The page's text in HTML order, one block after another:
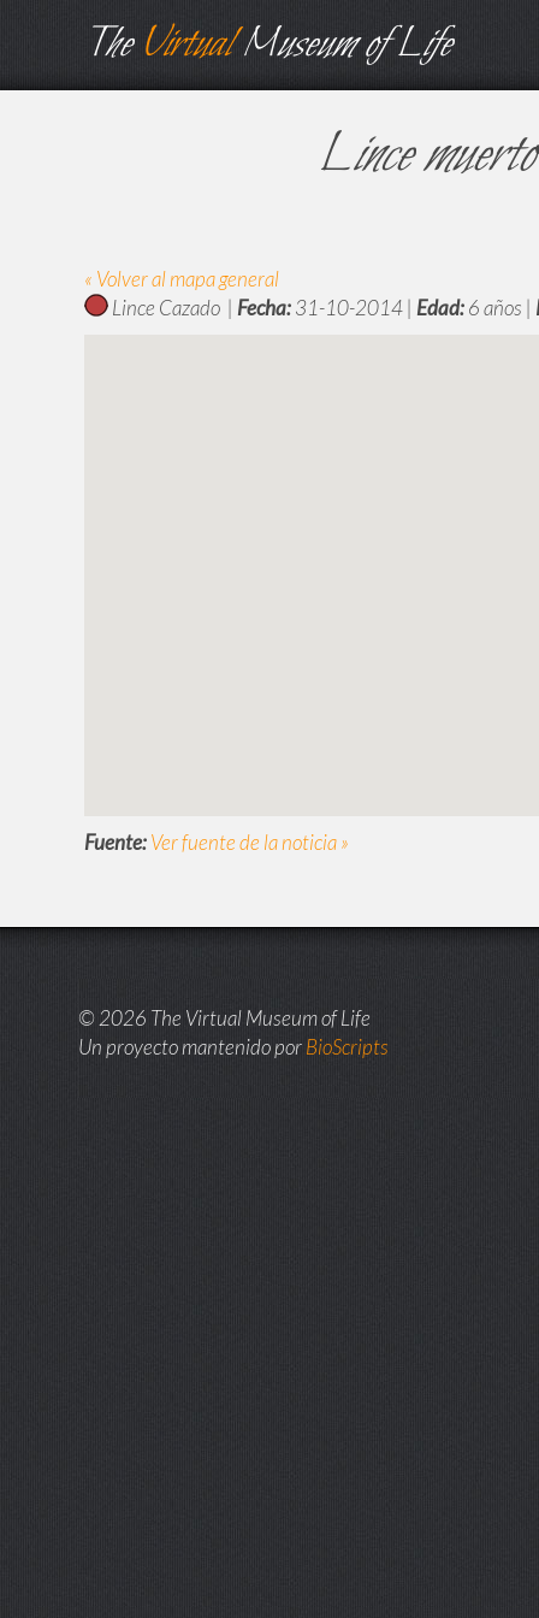
TheVirtualMuseum of Life
Lince
« Volver al mapa general
Lince Cazado | Fecha:31-10-2014 | Edad:6 años |
Fuente:Ver fuente de la noticia »
© 2026 The Virtual Museum of Life
Un proyecto mantenido porBioScripts